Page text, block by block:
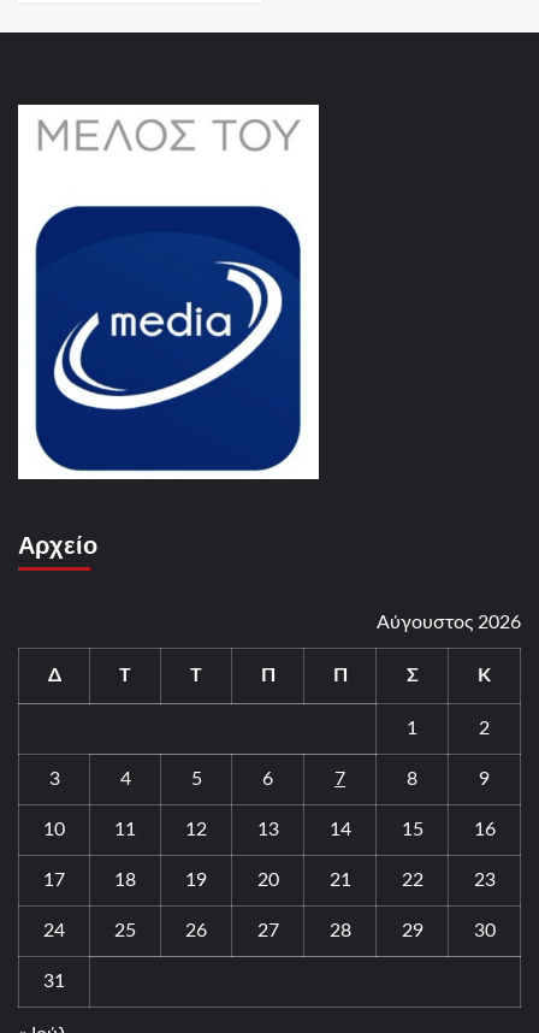
Αρχείο
Αύγουστος 2026
Δ Τ Τ Π Π Σ Κ
1 2
3 4 5 6 7 8 9
10 11 12 13 14 15 16
17 18 19 20 21 22 23
24 25 26 27 28 29 30
31